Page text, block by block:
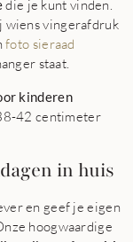
die je kunt vinden.
wiens vingerafdruk
foto sieraad
staat.
kinderen
42 centimeter
in huis
en geef je eigen
hoogwaardige